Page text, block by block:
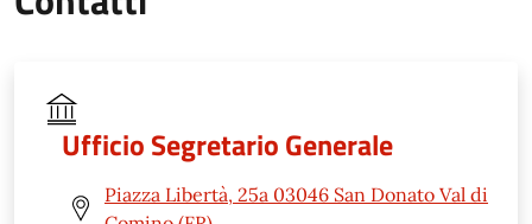
Ufficio Segretario Generale
Piazza Libertà, 25a 03046 San Donato Val di